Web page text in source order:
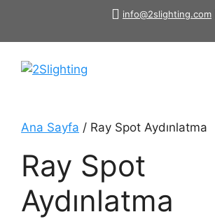
info@2slighting.com
Ana Sayfa / Ray Spot Aydınlatma
Ray Spot
Aydınlatma